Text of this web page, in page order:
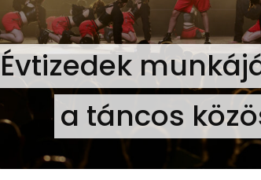
Évtizedek
a táncos